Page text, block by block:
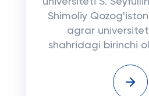
Shimoliy
agrar
shahridagi birinchi